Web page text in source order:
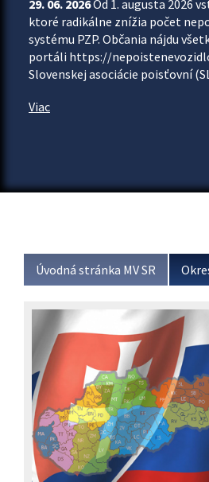
29. 06. 2026Od 1. augusta 2026
ktoré radikálne znížia počet
systému PZP. Občania nájdu
portáli https://
Slovenskej asociácie poisťovní
Viac
Úvodná stránka MV SR